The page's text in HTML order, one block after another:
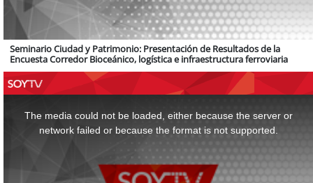
Seminario Ciudad y Patrimonio: Presentación de Resultados de la
Encuesta Corredor Bioceánico, logística e infraestructura ferroviaria
The media could not be loaded, either because the server or
network failed or because the format is not supported.